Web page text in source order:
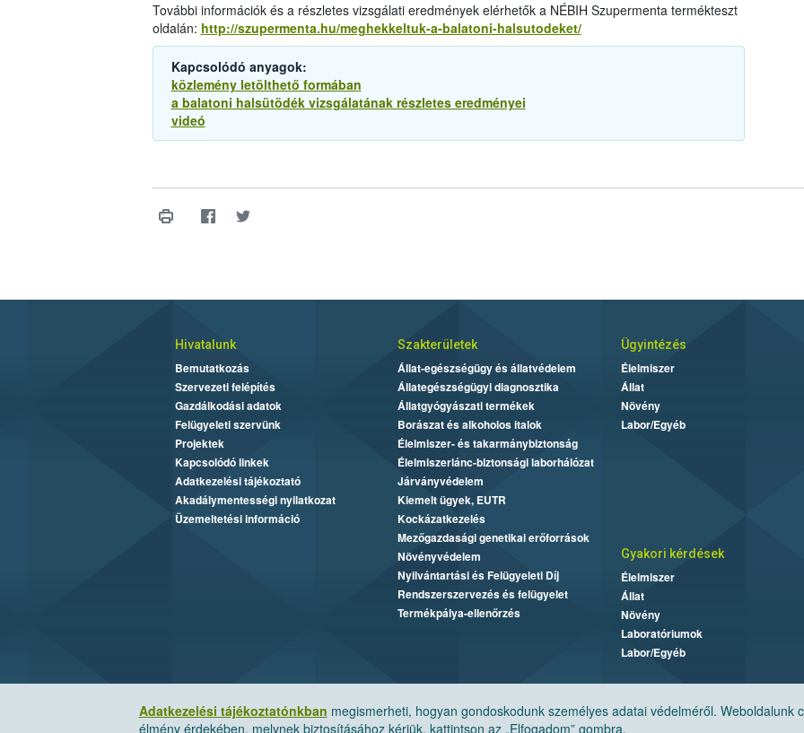
További információk és a részletes vizsgálati eredmények elérhetők a NÉBIH Szupermenta termékteszt
oldalán: http://szupermenta.hu/meghekkeltuk-a-balatoni-halsutodeket/
Kapcsolódó anyagok:
közlemény letölthető formában
a balatoni halsütödék vizsgálatának részletes eredményei
videó
Adatkezelési tájékoztatónkban megismerheti, hogyan gondoskodunk személyes adatai védelméről. Weboldalunk
élmény érdekében, melynek biztosításához kérjük, kattintson az „Elfogadom” gombra.
Hivatalunk
Bemutatkozás
Szervezeti felépítés
Gazdálkodási adatok
Felügyeleti szervünk
Projektek
Kapcsolódó linkek
Adatkezelési tájékoztató
Akadálymentességi nyilatkozat
Üzemeltetési információ
Szakterületek
Állat-egészségügy és állatvédelem
Állategészségügyi diagnosztika
Állatgyógyászati termékek
Borászat és alkoholos italok
Élelmiszer- és takarmánybiztonság
Élelmiszerlánc-biztonsági laborhálózat
Járványvédelem
Kiemelt ügyek, EUTR
Kockázatkezelés
Mezőgazdasági genetikai erőforrások
Növényvédelem
Nyilvántartási és Felügyeleti Díj
Rendszerszervezés és felügyelet
Termékpálya-ellenőrzés
Ügyintézés
Élelmiszer
Állat
Növény
Labor/Egyéb
Gyakori kérdések
Élelmiszer
Állat
Növény
Laboratóriumok
Labor/Egyéb